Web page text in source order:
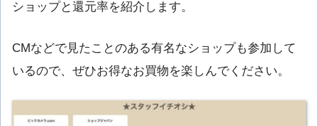
ショップと還元率を紹介します。
CMなどで見たことのある有名なショップも参加して
いるので、ぜひお得なお買物を楽しんでください。